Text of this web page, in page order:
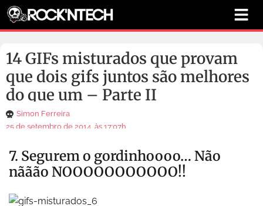
14 GIFs misturados que provam
que dois gifs juntos são melhores
do que um – Parte II
Simon Ferreira
25 de setembro de 2014, às 17:07h
7. Segurem o gordinhoooo… Não
nããão NOOOOOOOOOOO!!